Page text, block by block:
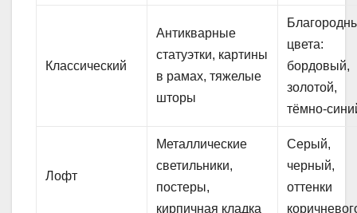
Классический
Антикварные
статуэтки, картины
в рамах, тяжелые
шторы
цвета:
бордовый,
золотой,
тёмно-
Лофт
Металлические
светильники,
постеры,
кирпичная кладка
Серый,
черный,
оттенки